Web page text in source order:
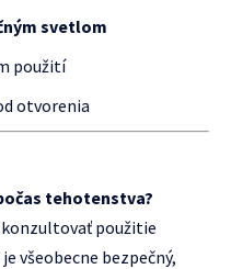
svetlom
použití
otvorenia
tehotenstva?
použitie
všeobecne bezpečný,